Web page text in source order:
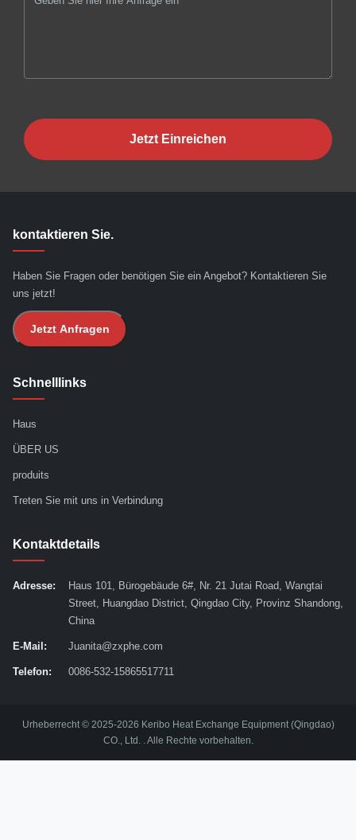
Jetzt Einreichen
kontaktieren Sie.
Haben Sie Fragen oder benötigen Sie ein Angebot? Kontaktieren Sie
uns jetzt!
Jetzt Anfragen
Schnelllinks
Haus
ÜBER US
produits
Treten Sie mit uns in Verbindung
Kontaktdetails
Adresse:
Haus 101, Bürogebäude 6#, Nr. 21 Jutai Road, Wangtai
Street, Huangdao District, Qingdao City, Provinz Shandong,
China
E-Mail: Juanita@zxphe.com
Telefon: 0086-532-15865517711
Urheberrecht © 2025-2026 Keribo Heat Exchange Equipment (Qingdao)
CO., Ltd. . Alle Rechte vorbehalten.